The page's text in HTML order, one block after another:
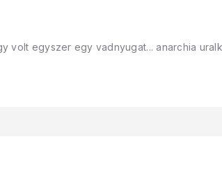
volt egyszer egy vadnyugat... anarchia